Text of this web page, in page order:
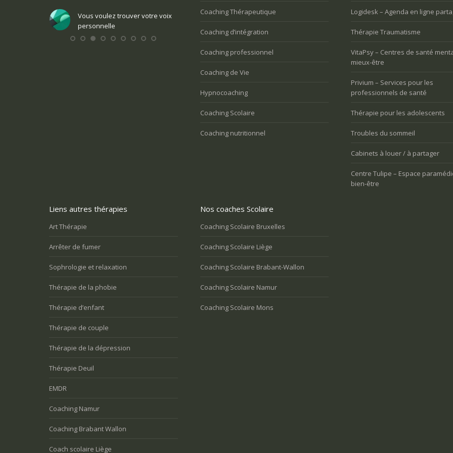
Vous voulez trouver votre voix
personnelle
personnelle
changement et vous êtes mal à
Coaching Thérapeutique
Coaching d’intégration
Coaching professionnel
Coaching de Vie
Hypnocoaching
Coaching Scolaire
Coaching nutritionnel
Logidesk – Agenda en ligne
Thérapie Traumatisme
VitaPsy – Centres de santé
mieux-être
Privium – Services pour les
professionnels de santé
Thérapie pour les adolescents
Troubles du sommeil
Cabinets à louer / à partager
Centre Tulipe – Espace
bien-être
Liens autres thérapies
Art Thérapie
Arrêter de fumer
Sophrologie et relaxation
Thérapie de la phobie
Thérapie d’enfant
Thérapie de couple
Thérapie de la dépression
Thérapie Deuil
EMDR
Coaching Namur
Coaching Brabant Wallon
Coach scolaire Liège
Nos coaches Scolaire
Coaching Scolaire Bruxelles
Coaching Scolaire Liège
Coaching Scolaire Brabant-Wallon
Coaching Scolaire Namur
Coaching Scolaire Mons